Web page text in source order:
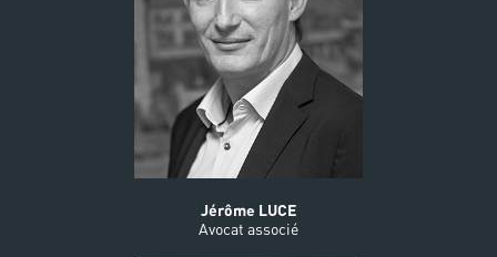
Jérôme LUCE
Avocat associé